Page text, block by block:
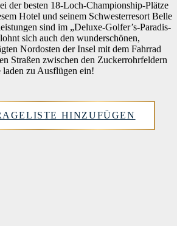
der besten 18-Loch-Championship-Plätze
Hotel und seinem Schwesterresort Belle
sind im „Deluxe-Golfer’s-Paradis-
sich auch den wunderschönen,
Nordosten der Insel mit dem Fahrrad
Straßen zwischen den Zuckerrohrfeldern
laden zu Ausflügen ein!
HINZUFÜGEN